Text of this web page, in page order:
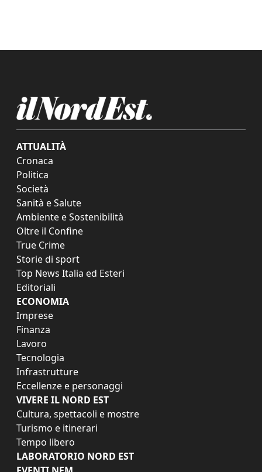
ATTUALITÀ
Cronaca
Politica
Società
Sanità e Salute
Ambiente e Sostenibilità
Oltre il Confine
True Crime
Storie di sport
Top News Italia ed Esteri
Editoriali
ECONOMIA
Imprese
Finanza
Lavoro
Tecnologia
Infrastrutture
Eccellenze e personaggi
VIVERE IL NORD EST
Cultura, spettacoli e mostre
Turismo e itinerari
Tempo libero
LABORATORIO NORD EST